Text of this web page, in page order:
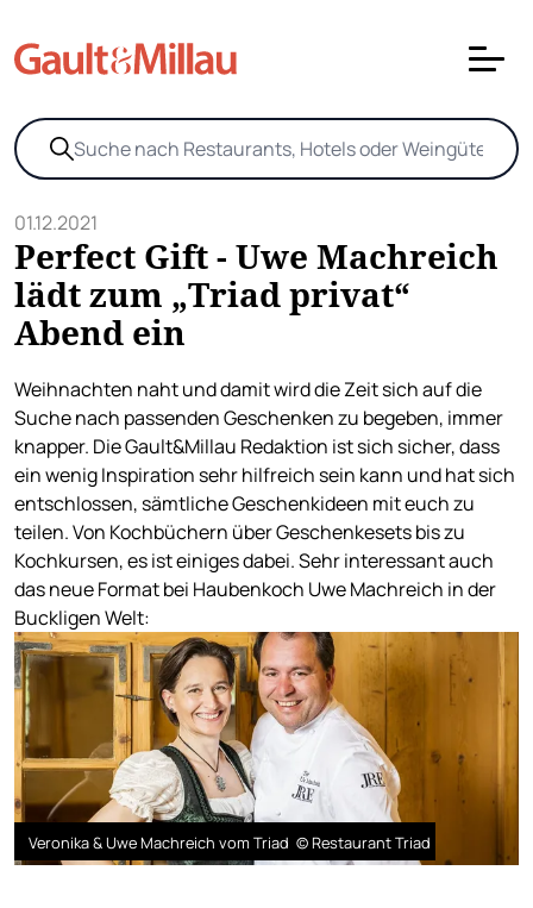
01.12.2021
Perfect Gift - Uwe Machreich
lädt zum „Triad privat“
Abend ein
Weihnachten naht und damit wird die Zeit sich auf die
Suche nach passenden Geschenken zu begeben, immer
knapper. Die Gault&Millau Redaktion ist sich sicher, dass
ein wenig Inspiration sehr hilfreich sein kann und hat sich
entschlossen, sämtliche Geschenkideen mit euch zu
teilen. Von Kochbüchern über Geschenkesets bis zu
Kochkursen, es ist einiges dabei. Sehr interessant auch
das neue Format bei Haubenkoch Uwe Machreich in der
Buckligen Welt:
Veronika & Uwe Machreich vom Triad © Restaurant Triad